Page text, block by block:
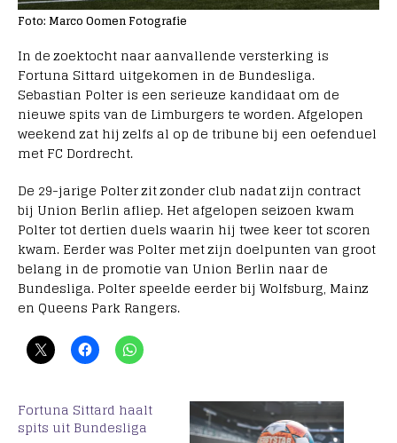
Foto: Marco Oomen Fotografie
In de zoektocht naar aanvallende versterking is
Fortuna Sittard uitgekomen in de Bundesliga.
Sebastian Polter is een serieuze kandidaat om de
nieuwe spits van de Limburgers te worden. Afgelopen
weekend zat hij zelfs al op de tribune bij een oefenduel
met FC Dordrecht.
De 29-jarige Polter zit zonder club nadat zijn contract
bij Union Berlin afliep. Het afgelopen seizoen kwam
Polter tot dertien duels waarin hij twee keer tot scoren
kwam. Eerder was Polter met zijn doelpunten van groot
belang in de promotie van Union Berlin naar de
Bundesliga. Polter speelde eerder bij Wolfsburg, Mainz
en Queens Park Rangers.
Fortuna Sittard haalt
spits uit Bundesliga